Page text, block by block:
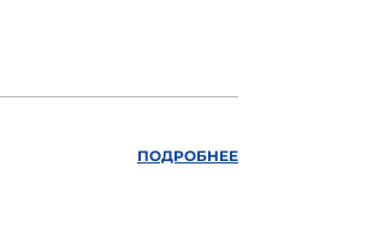
ПОДРОБНЕЕ